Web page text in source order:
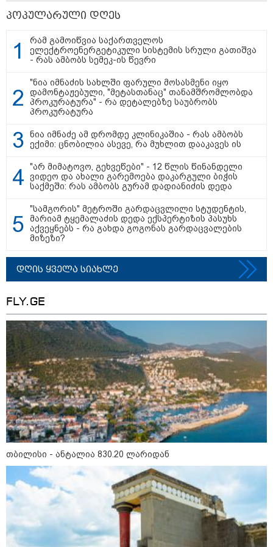
თბილისი - ანტალია 830.20
ლარიდან
თბილისი - ჰერაკლიონი 1835.90
თბილისი - ბუდაპეშტი 1609.70
ლარიდან
მნიშვნელოვანი ინფორმაცია
Hisense წარმოგიდგენთ გზავნილს "ინოვაციები
უკეთესი ცხოვრებისათვის" FIFA-ს 2026 წლის
პოპულარული დღეს
რამ გამოიწვია საქართველოს
ელექტროენერგეტიკული სისტემის სრული გათიშვა
- რას ამბობს სემეკ-ის წევრი
"ნია იმნაძის სახლში ფარული მოსასმენი იყო
დამონტაჟებული, "მეტასთანაც" თანამშრომლობდა
პროკურატურა" - რა დეტალებზე საუბრობს
პროკურატურა
ნია იმნაძე ამ დრომდე კლინიკაშია - რას ამბობს
ექიმი: ცნობილია ასევე, რა მუხლით დააკავეს ის
"არ მიმატოვო, გეხვეწები" - 12 წლის წინანდელი
ვიდეო და ახალი გარემოება დაკარგული ბიჭის
საქმეში: რას ამბობს გურამ დადიანიძის დედა
"სამგორის" მეტროში გარდაცვლილი სტუდენტის,
მარიამ ტყემალაძის დედა ექსპერტიზის პასუხს
აქვეყნებს - რა გახდა გოგონას გარდაცვალების
მიზეზი?
დღის ყველა სიახლე
FLY.GE
თბილისი - ანტალია 830.20 ლარიდან